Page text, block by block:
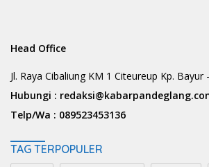
Head Office
Jl. Raya Cibaliung KM 1 Citeureup Kp. Bayur
Hubungi :
Telp/Wa : 089523453136
TAG TERPOPULER